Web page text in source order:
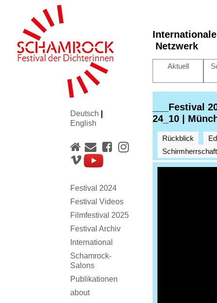
Deutsch
English
Festival 2024
Festival Videos
Filmfestival 2025
Festival Archiv
International
Schamrock-
Salons
Publikationen
about
Netzwerk
Aktuell
___Festival
24_10 |
Rückblick
Schirmherrschaft